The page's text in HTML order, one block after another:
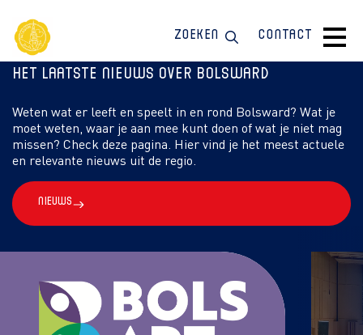
Zoeken Contact
Het laatste nieuws over Bolsward
Weten wat er leeft en speelt in en rond Bolsward? Wat je
moet weten, waar je aan mee kunt doen of wat je niet mag
missen? Check deze pagina. Hier vind je het meest actuele
en relevante nieuws uit de regio.
Nieuws